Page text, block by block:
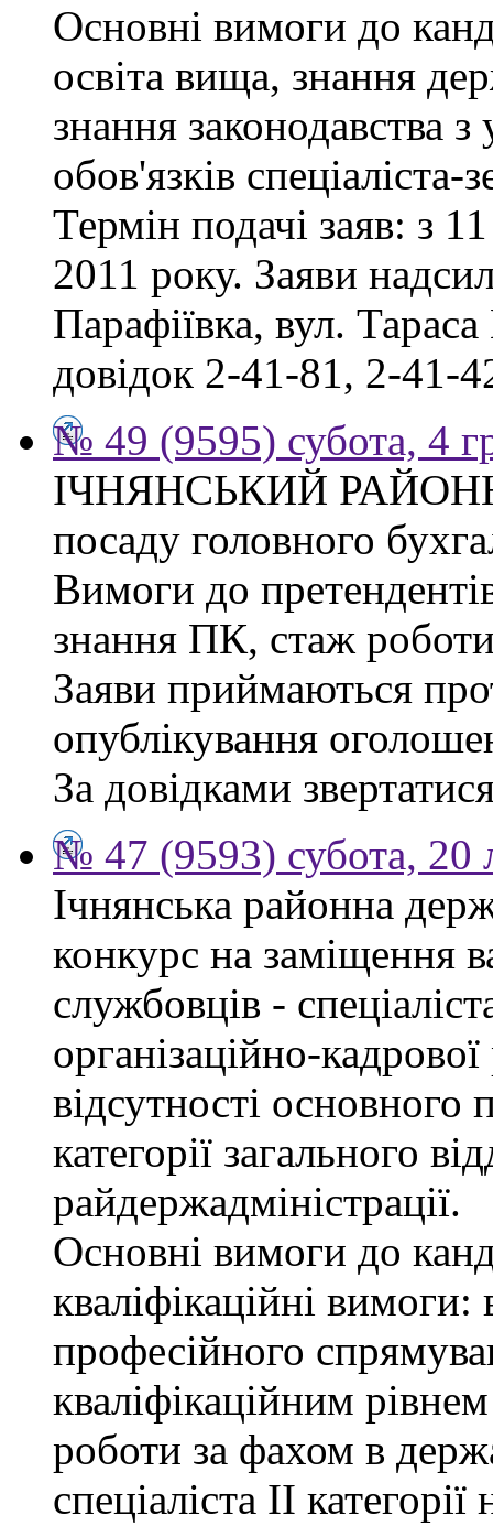
Основні вимоги до
освіта вища, знання
знання законодавства
обов'язків
Термін подачі заяв: з
2011 року. Заяви
Парафіївка, вул.
довідок 2-41-81, 2-41-
№ 49 (9595) субота, 4
ІЧНЯНСЬКИЙ
посаду головного
Вимоги до
знання ПК, стаж
Заяви приймаються
опублікування
За довідками
№ 47 (9593) субота, 20
Ічнянська районна
конкурс на заміщення
службовців -
організаційно-
відсутності основного
категорії загального
райдержадміністрації.
Основні вимоги до
кваліфікаційні
професійного
кваліфікаційним
роботи за фахом в
спеціаліста ІІ